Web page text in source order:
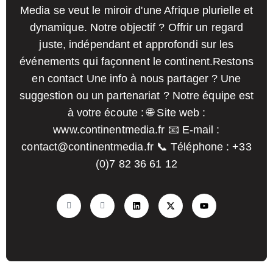
Media se veut le miroir d'une Afrique plurielle et
dynamique. Notre objectif ? Offrir un regard
juste, indépendant et approfondi sur les
événements qui façonnent le continent.Restons
en contact Une info à nous partager ? Une
suggestion ou un partenariat ? Notre équipe est
à votre écoute : 🌐 Site web :
www.continentmedia.fr 📧 E-mail :
contact@continentmedia.fr📞 Téléphone : +33
(0)7 82 36 61 12